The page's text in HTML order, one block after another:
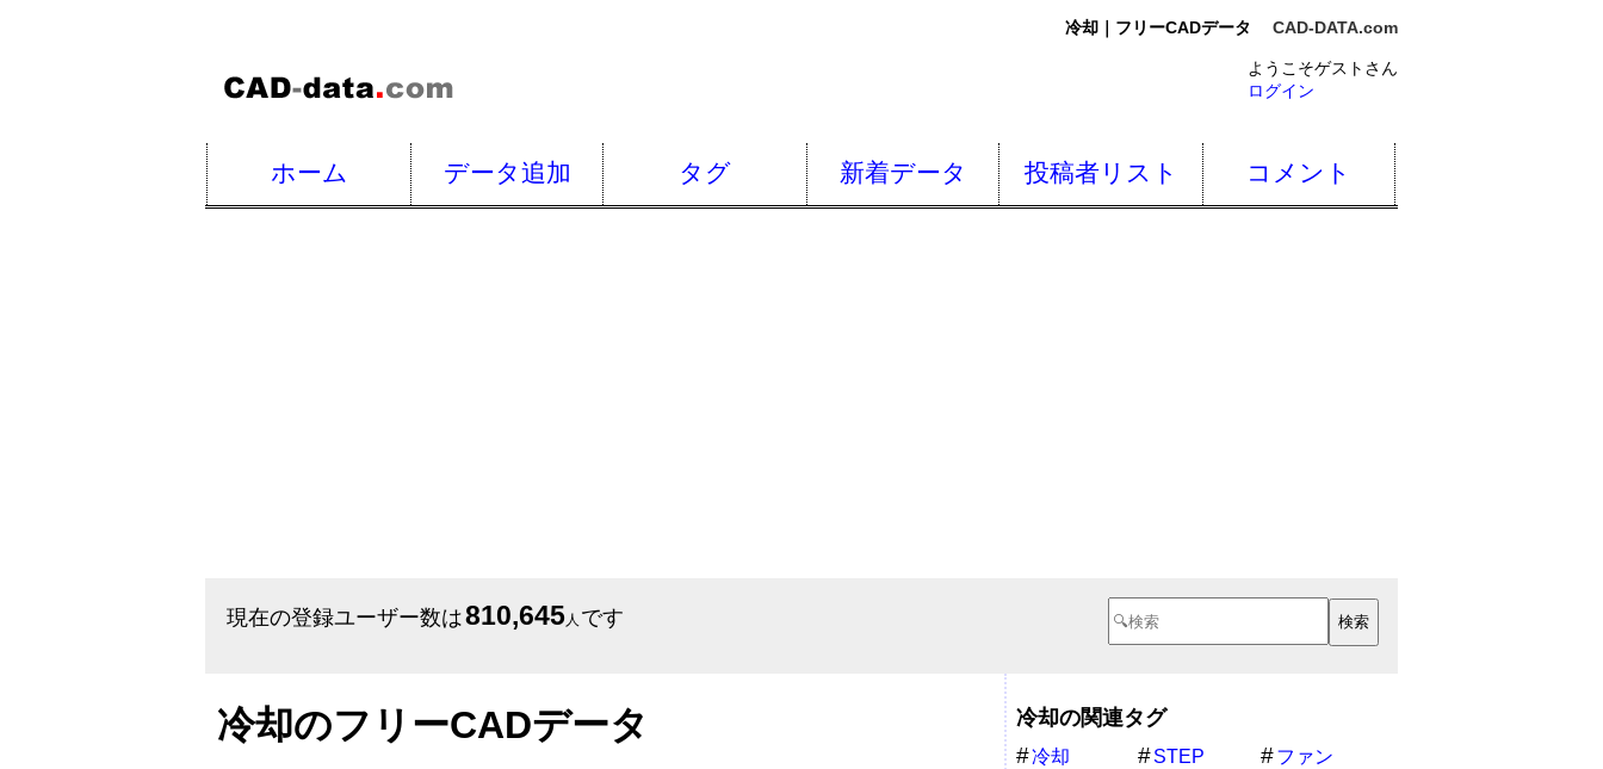
冷却｜フリーCADデータ CAD-DATA.com
ようこそゲストさん
ログイン
ホーム データ追加 タグ 新着データ 投稿者リスト コメント
現在の登録ユーザー数は810,645人 です
冷却のフリーCADデータ 冷却の関連タグ
冷却 STEP
ファン